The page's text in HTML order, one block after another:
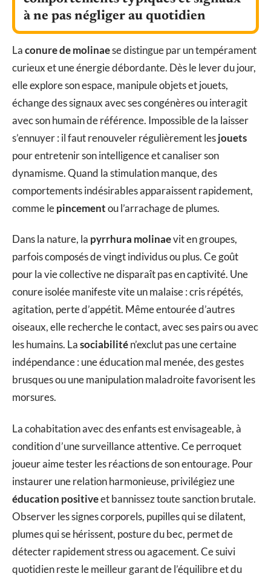
à ne pas négliger au quotidien
Laconure de molinaese distingue par un tempérament
curieux et une énergie débordante. Dès le lever du jour,
elle explore son espace, manipule objets et jouets,
échange des signaux avec ses congénères ou interagit
avec son humain de référence. Impossible de la laisser
s’ennuyer : il faut renouveler régulièrement lesjouets
pour entretenir son intelligence et canaliser son
dynamisme. Quand la stimulation manque, des
comportements indésirables apparaissent rapidement,
comme lepincementou l’arrachage de plumes.
Dans la nature, la pyrrhura molinaevit en groupes,
parfois composés de vingt individus ou plus. Ce goût
pour la vie collective ne disparaît pas en captivité. Une
conure isolée manifeste vite un malaise : cris répétés,
agitation, perte d’appétit. Même entourée d’autres
oiseaux, elle recherche le contact, avec ses pairs ou avec
les humains. Lasociabilitén’exclut pas une certaine
indépendance : une éducation mal menée, des gestes
brusques ou une manipulation maladroite favorisent les
morsures.
La cohabitation avec des enfants est envisageable, à
condition d’une surveillance attentive. Ce perroquet
joueur aime tester les réactions de son entourage. Pour
instaurer une relation harmonieuse, privilégiez une
éducation positiveet bannissez toute sanction brutale.
Observer les signes corporels, pupilles qui se dilatent,
plumes qui se hérissent, posture du bec, permet de
détecter rapidement stress ou agacement. Ce suivi
quotidien reste le meilleur garant de l’équilibre et du